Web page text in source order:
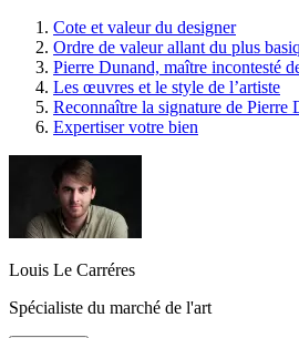
Cote et valeur du designer
Ordre de valeur allant du plus
Pierre Dunand, maître incontesté
Les œuvres et le style de l’artiste
Reconnaître la signature de Pierre
Expertiser votre bien
Louis Le Carréres
Spécialiste du marché de l'art